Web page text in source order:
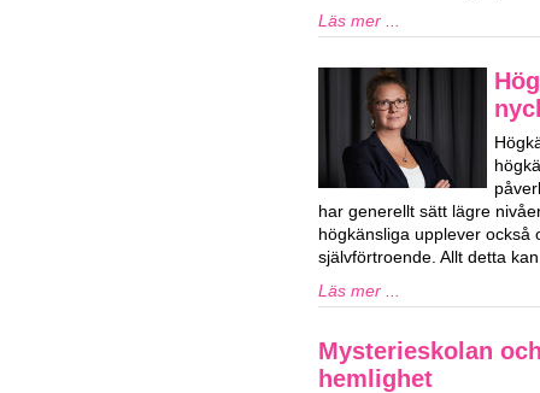
Läs mer ...
har generellt sätt lägre
högkänsliga upplever
självförtroende. Allt detta
Läs mer ...
Mysterieskolan
hemlighet